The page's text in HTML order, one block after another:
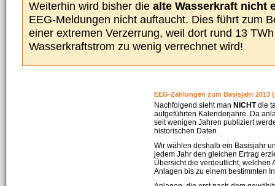
Weiterhin wird bisher die alte Wasserkraft nicht
EEG-Meldungen nicht auftaucht. Dies führt zum
einer extremen Verzerrung, weil dort rund 13
Wasserkraftstrom zu wenig verrechnet wird!
EEG-Zahlungen zum Basisjahr 2013
Nachfolgend sieht man NICHTdie
aufgeführten Kalenderjahre. Da
seit wenigen Jahren publiziert
historischen Daten.
Wir wählen deshalb ein Basisjahr
jedem Jahr den gleichen Ertrag
Übersicht die verdeutlicht, welchen
Anlagen bis zu einem bestimmten